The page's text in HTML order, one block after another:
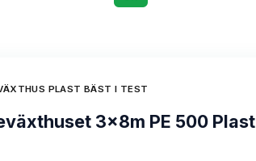
PLAST BÄST I TEST
3x8m PE 500 Plast